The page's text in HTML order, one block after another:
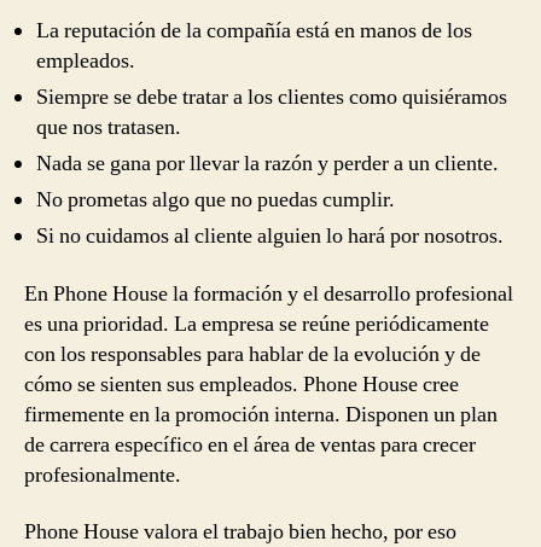
La reputación de la compañía está en manos de los
empleados.
Siempre se debe tratar a los clientes como quisiéramos
que nos tratasen.
Nada se gana por llevar la razón y perder a un cliente.
No prometas algo que no puedas cumplir.
Si no cuidamos al cliente alguien lo hará por nosotros.
En Phone House la formación y el desarrollo profesional
es una prioridad. La empresa se reúne periódicamente
con los responsables para hablar de la evolución y de
cómo se sienten sus empleados. Phone House cree
firmemente en la promoción interna. Disponen un plan
de carrera específico en el área de ventas para crecer
profesionalmente.
Phone House valora el trabajo bien hecho, por eso